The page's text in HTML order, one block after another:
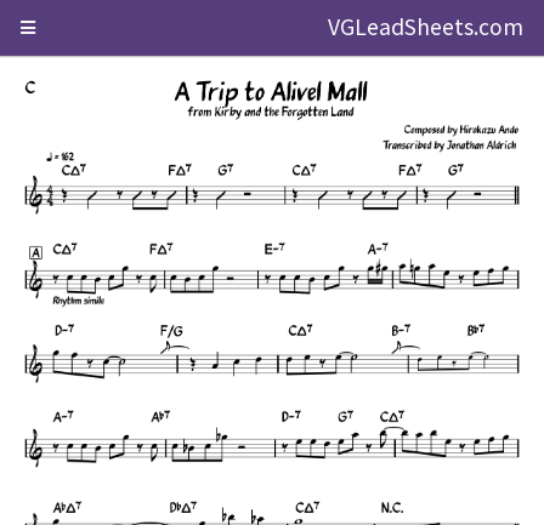
VGLeadSheets.com